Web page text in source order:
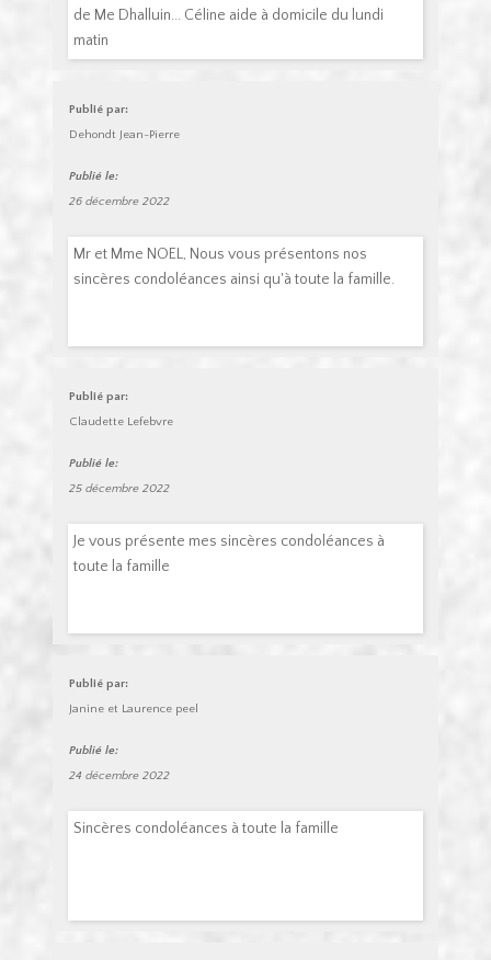
de Me Dhalluin... Céline aide à domicile du lundi
matin
Publié par:
Dehondt Jean-Pierre
Publié le:
26 décembre 2022
Mr et Mme NOEL, Nous vous présentons nos
sincères condoléances ainsi qu'à toute la famille.
Publié par:
Claudette Lefebvre
Publié le:
25 décembre 2022
Je vous présente mes sincères condoléances à
toute la famille
Publié par:
Janine et Laurence peel
Publié le:
24 décembre 2022
Sincères condoléances à toute la famille